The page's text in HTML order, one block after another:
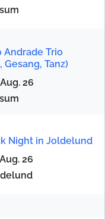
Andrade Trio
Gesang, Tanz)
26
Night in Joldelund
26